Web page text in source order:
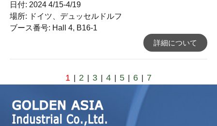
日付: 2024 4/15-4/19
場所: ドイツ、デュッセルドルフ
ブース番号: Hall 4, B16-1
詳細について
1 2 3 4 5 6 7